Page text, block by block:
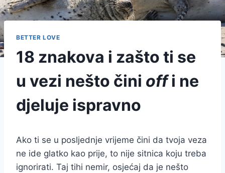
BETTER LOVE
18 znakova i zašto ti se
u vezi nešto čini offi ne
djeluje ispravno
Ako ti se u posljednje vrijeme čini da tvoja veza
ne ide glatko kao prije, to nije sitnica koju treba
ignorirati. Taj tihi nemir, osjećaj da je nešto